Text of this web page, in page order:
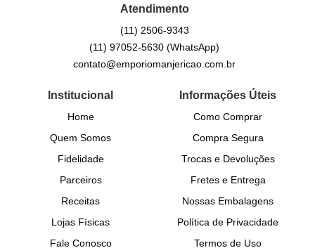
Atendimento
(11) 2506-9343
(11) 97052-5630(WhatsApp)
contato@emporiomanjericao.com.br
Institucional
Home
Quem Somos
Fidelidade
Parceiros
Receitas
Lojas Físicas
Fale Conosco
Informações Úteis
Como Comprar
Compra Segura
Trocas e Devoluções
Fretes e Entrega
Nossas Embalagens
Política de Privacidade
Termos de Uso